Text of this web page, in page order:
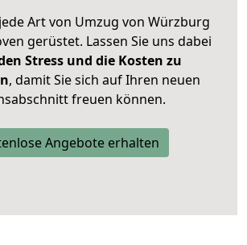
Art von Umzug von Würzburg
gerüstet. Lassen Sie uns dabei
Stress und die Kosten zu
, damit Sie sich auf Ihren neuen
freuen können.
Angebote erhalten